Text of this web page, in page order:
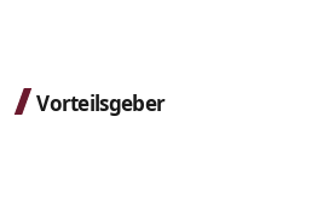
Vorteilsgeber